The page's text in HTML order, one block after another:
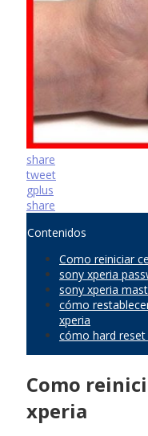
share
tweet
gplus
share
Contenidos
Como reiniciar
sony xperia
sony xperia
cómo
xperia
cómo hard
Como
xperia